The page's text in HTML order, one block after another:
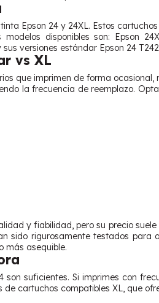
Epson 24 y 24XL. Estos
disponibles son: Epson
versiones estándar Epson 24
vs XL
que imprimen de forma
la frecuencia de reemplazo.
y fiabilidad, pero su precio
sido rigurosamente testados
más asequible.
suficientes. Si imprimes con
cartuchos compatibles XL, que